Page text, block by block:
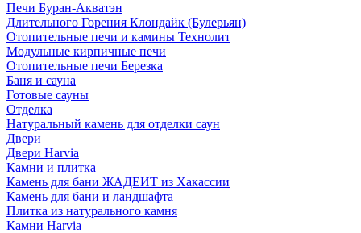
Печи Буран-Акватэн
Длительного Горения Клондайк (Булерьян)
Отопительные печи и камины Технолит
Модульные кирпичные печи
Отопительные печи Березка
Баня и сауна
Готовые сауны
Отделка
Натуральный камень для отделки саун
Двери
Двери Harvia
Камни и плитка
Камень для бани ЖАДЕИТ из Хакассии
Камень для бани и ландшафта
Плитка из натурального камня
Камни Harvia